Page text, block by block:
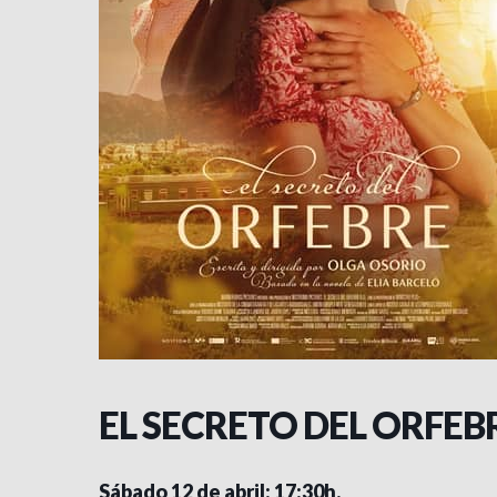
EL SECRETO DEL
Sábado 12 de abril: 17:30h.